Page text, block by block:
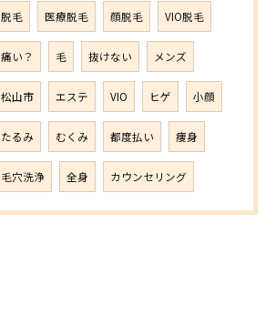
脱毛 医療脱毛 顔脱毛 VIO脱毛
痛い？ 毛 抜けない メンズ
松山市 エステ VIO ヒゲ 小顔
たるみ むくみ 都度払い 痩身
毛穴洗浄 全身 カウンセリング